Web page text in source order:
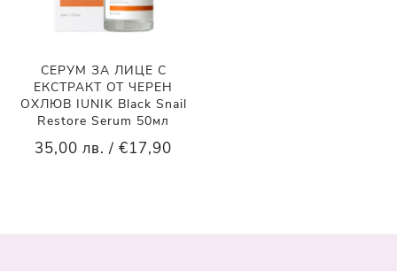
СЕРУМ ЗА ЛИЦЕ С
ЕКСТРАКТ ОТ ЧЕРЕН
ОХЛЮВ IUNIK Black Snail
Restore Serum 50мл
35,00 лв. / €17,90